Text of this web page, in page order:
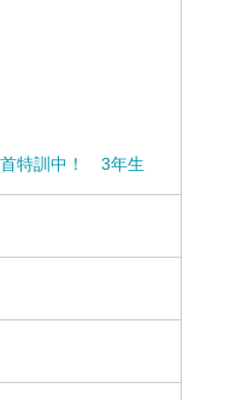
首特訓中！ 3年生